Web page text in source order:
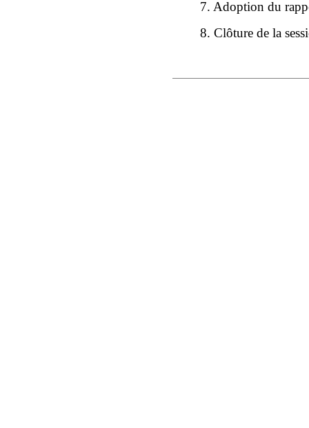
7. Adoption du
8. Clôture de la